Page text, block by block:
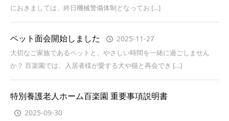
におきましては、終日機械警備体制となってお […]
ペット面会開始しました 2025-11-27
大切なご家族であるペットと、やさしい時間を一緒に過ごしません
か？ 百楽園では、入居者様が愛する犬や猫と再会でき […]
特別養護老人ホーム百楽園 重要事項説明書
2025-09-30